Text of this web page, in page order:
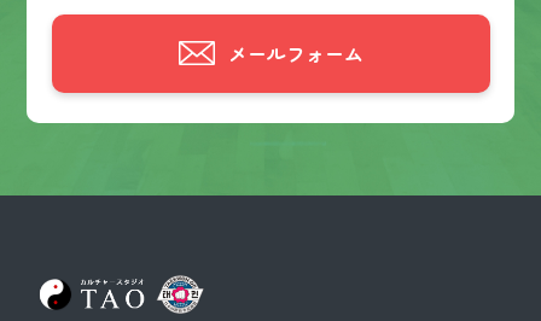
メールフォーム